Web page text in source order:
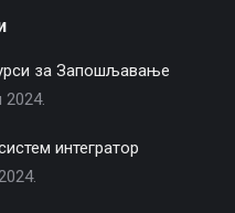
за Запошљавање
2024.
интегратор